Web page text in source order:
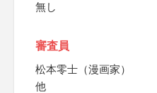
無し
審査員
松本零士（漫画家）
他